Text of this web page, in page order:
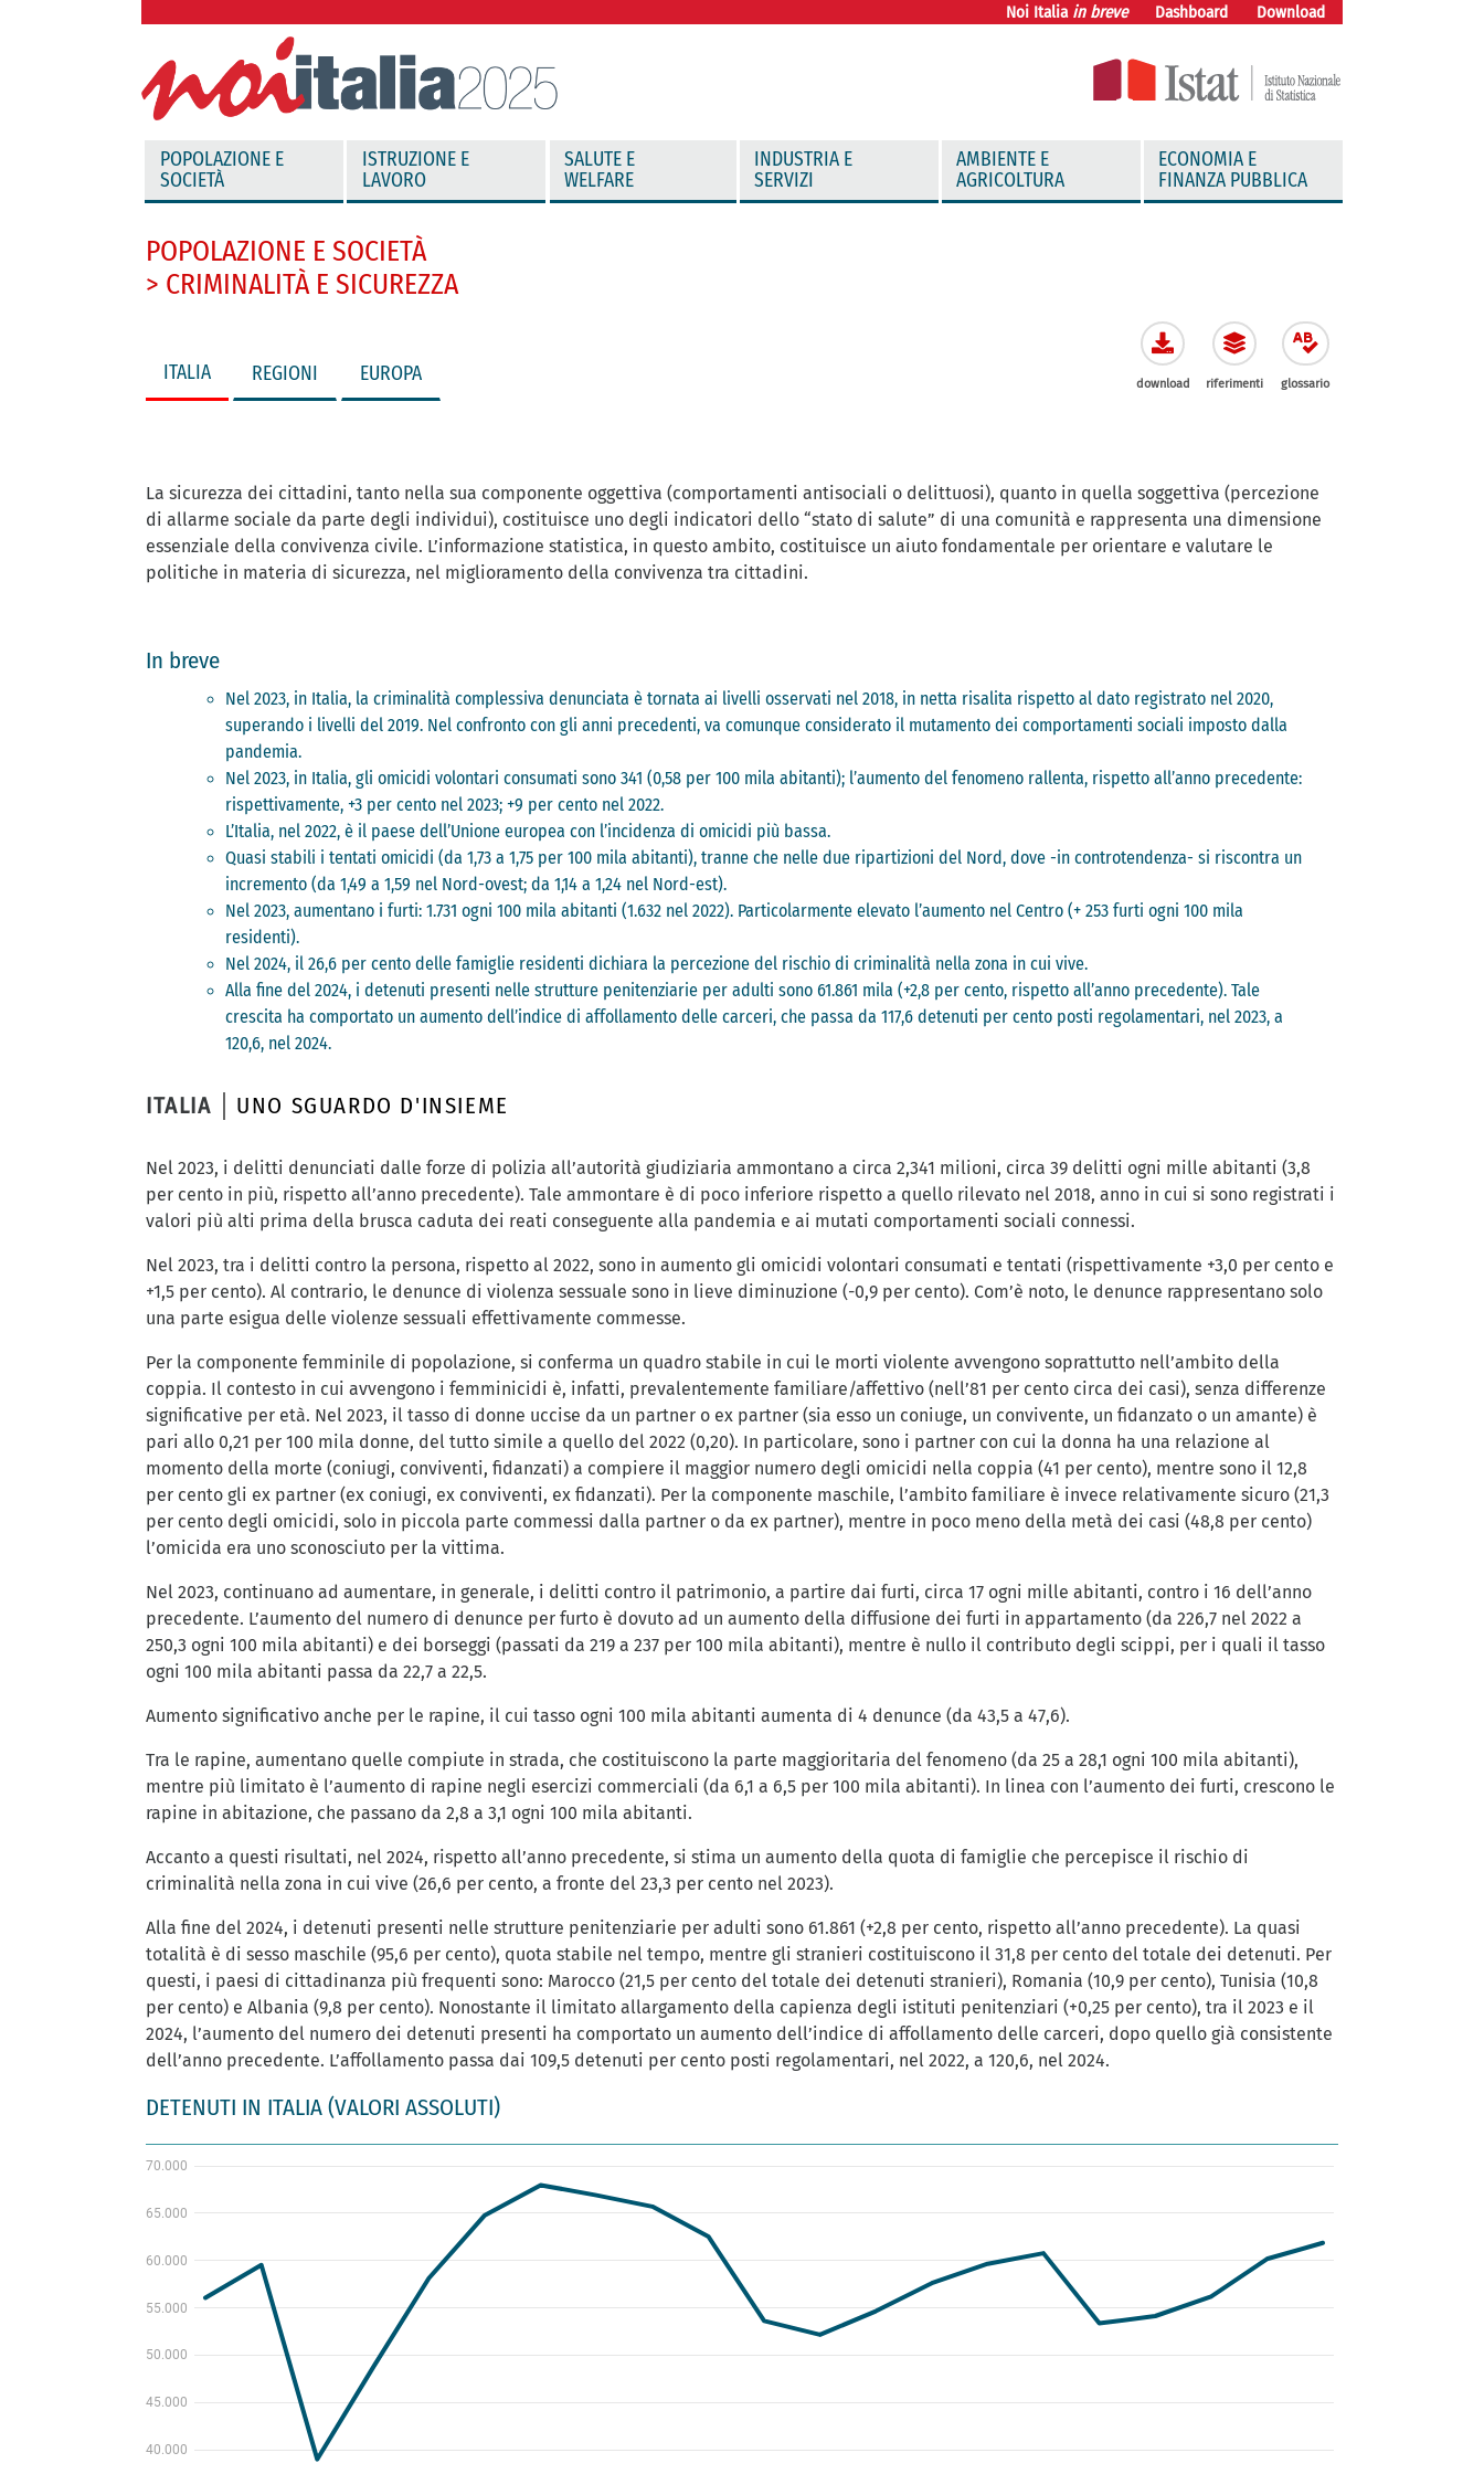
Noi Italiain breve Dashboard Download
POPOLAZIONE E
SOCIETÀ
ISTRUZIONE E
LAVORO
SALUTE E
WELFARE
INDUSTRIA E
SERVIZI
AMBIENTE E
AGRICOLTURA
ECONOMIA E
FINANZA PUBBLICA
POPOLAZIONE E SOCIETÀ
> CRIMINALITÀ E SICUREZZA
ITALIA REGIONI EUROPA download riferimenti glossario
La sicurezza dei cittadini, tanto nella sua componente oggettiva (comportamenti antisociali o delittuosi), quanto in quella soggettiva (percezione
di allarme sociale da parte degli individui), costituisce uno degli indicatori dello “stato di salute” di una comunità e rappresenta una dimensione
essenziale della convivenza civile. L’informazione statistica, in questo ambito, costituisce un aiuto fondamentale per orientare e valutare le
politiche in materia di sicurezza, nel miglioramento della convivenza tra cittadini.
In breve
Nel 2023, in Italia, la criminalità complessiva denunciata è tornata ai livelli osservati nel 2018, in netta risalita rispetto al dato registrato nel 2020,
superando i livelli del 2019. Nel confronto con gli anni precedenti, va comunque considerato il mutamento dei comportamenti sociali imposto dalla
pandemia.
Nel 2023, in Italia, gli omicidi volontari consumati sono 341 (0,58 per 100 mila abitanti); l’aumento del fenomeno rallenta, rispetto all’anno precedente:
rispettivamente, +3 per cento nel 2023; +9 per cento nel 2022.
L’Italia, nel 2022, è il paese dell’Unione europea con l’incidenza di omicidi più bassa.
Quasi stabili i tentati omicidi (da 1,73 a 1,75 per 100 mila abitanti), tranne che nelle due ripartizioni del Nord, dove -in controtendenza- si riscontra un
incremento (da 1,49 a 1,59 nel Nord-ovest; da 1,14 a 1,24 nel Nord-est).
Nel 2023, aumentano i furti: 1.731 ogni 100 mila abitanti (1.632 nel 2022). Particolarmente elevato l’aumento nel Centro (+ 253 furti ogni 100 mila
residenti).
Nel 2024, il 26,6 per cento delle famiglie residenti dichiara la percezione del rischio di criminalità nella zona in cui vive.
Alla fine del 2024, i detenuti presenti nelle strutture penitenziarie per adulti sono 61.861 mila (+2,8 per cento, rispetto all’anno precedente). Tale
crescita ha comportato un aumento dell’indice di affollamento delle carceri, che passa da 117,6 detenuti per cento posti regolamentari, nel 2023, a
120,6, nel 2024.
ITALIA UNO SGUARDO D'INSIEME
Nel 2023, i delitti denunciati dalle forze di polizia all’autorità giudiziaria ammontano a circa 2,341 milioni, circa 39 delitti ogni mille abitanti (3,8
per cento in più, rispetto all’anno precedente). Tale ammontare è di poco inferiore rispetto a quello rilevato nel 2018, anno in cui si sono registrati i
valori più alti prima della brusca caduta dei reati conseguente alla pandemia e ai mutati comportamenti sociali connessi.
Nel 2023, tra i delitti contro la persona, rispetto al 2022, sono in aumento gli omicidi volontari consumati e tentati (rispettivamente +3,0 per cento e
+1,5 per cento). Al contrario, le denunce di violenza sessuale sono in lieve diminuzione (-0,9 per cento). Com’è noto, le denunce rappresentano solo
una parte esigua delle violenze sessuali effettivamente commesse.
Per la componente femminile di popolazione, si conferma un quadro stabile in cui le morti violente avvengono soprattutto nell’ambito della
coppia. Il contesto in cui avvengono i femminicidi è, infatti, prevalentemente familiare/affettivo (nell’81 per cento circa dei casi), senza differenze
significative per età. Nel 2023, il tasso di donne uccise da un partner o ex partner (sia esso un coniuge, un convivente, un fidanzato o un amante) è
pari allo 0,21 per 100 mila donne, del tutto simile a quello del 2022 (0,20). In particolare, sono i partner con cui la donna ha una relazione al
momento della morte (coniugi, conviventi, fidanzati) a compiere il maggior numero degli omicidi nella coppia (41 per cento), mentre sono il 12,8
per cento gli ex partner (ex coniugi, ex conviventi, ex fidanzati). Per la componente maschile, l’ambito familiare è invece relativamente sicuro (21,3
per cento degli omicidi, solo in piccola parte commessi dalla partner o da ex partner), mentre in poco meno della metà dei casi (48,8 per cento)
l’omicida era uno sconosciuto per la vittima.
Nel 2023, continuano ad aumentare, in generale, i delitti contro il patrimonio, a partire dai furti, circa 17 ogni mille abitanti, contro i 16 dell’anno
precedente. L’aumento del numero di denunce per furto è dovuto ad un aumento della diffusione dei furti in appartamento (da 226,7 nel 2022 a
250,3 ogni 100 mila abitanti) e dei borseggi (passati da 219 a 237 per 100 mila abitanti), mentre è nullo il contributo degli scippi, per i quali il tasso
ogni 100 mila abitanti passa da 22,7 a 22,5.
Aumento significativo anche per le rapine, il cui tasso ogni 100 mila abitanti aumenta di 4 denunce (da 43,5 a 47,6).
Tra le rapine, aumentano quelle compiute in strada, che costituiscono la parte maggioritaria del fenomeno (da 25 a 28,1 ogni 100 mila abitanti),
mentre più limitato è l’aumento di rapine negli esercizi commerciali (da 6,1 a 6,5 per 100 mila abitanti). In linea con l’aumento dei furti, crescono le
rapine in abitazione, che passano da 2,8 a 3,1 ogni 100 mila abitanti.
Accanto a questi risultati, nel 2024, rispetto all’anno precedente, si stima un aumento della quota di famiglie che percepisce il rischio di
criminalità nella zona in cui vive (26,6 per cento, a fronte del 23,3 per cento nel 2023).
Alla fine del 2024, i detenuti presenti nelle strutture penitenziarie per adulti sono 61.861 (+2,8 per cento, rispetto all’anno precedente). La quasi
totalità è di sesso maschile (95,6 per cento), quota stabile nel tempo, mentre gli stranieri costituiscono il 31,8 per cento del totale dei detenuti. Per
questi, i paesi di cittadinanza più frequenti sono: Marocco (21,5 per cento del totale dei detenuti stranieri), Romania (10,9 per cento), Tunisia (10,8
per cento) e Albania (9,8 per cento). Nonostante il limitato allargamento della capienza degli istituti penitenziari (+0,25 per cento), tra il 2023 e il
2024, l’aumento del numero dei detenuti presenti ha comportato un aumento dell’indice di affollamento delle carceri, dopo quello già consistente
dell’anno precedente. L’affollamento passa dai 109,5 detenuti per cento posti regolamentari, nel 2022, a 120,6, nel 2024.
DETENUTI IN ITALIA (VALORI ASSOLUTI)